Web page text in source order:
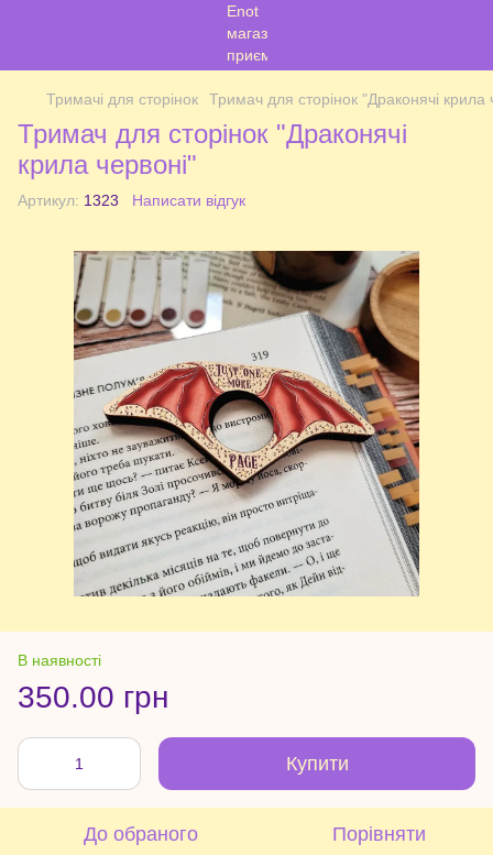
Тримачі для сторінок Тримач для сторінок "Драконячі крила
Тримач для сторінок "Драконячі
крила червоні"
Артикул: 1323 Написати відгук
В наявності
350.00 грн
Купити
До обраного Порівняти